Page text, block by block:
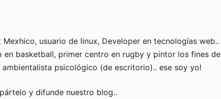
usuario de linux, Developer en tecnologías web..
en basketball, primer centro en rugby y pintor los fines de
psicológico (de escritorio).. ese soy yo!
y difunde nuestro blog..